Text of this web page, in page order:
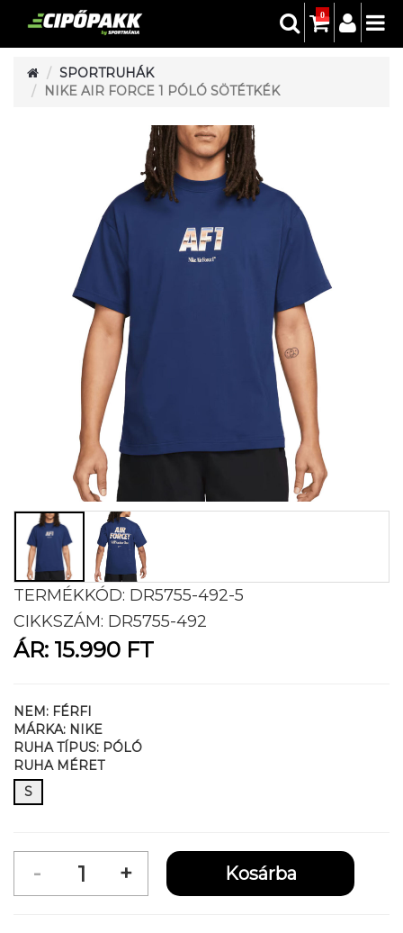
0
SPORTRUHÁK
NIKE AIR FORCE 1 PÓLÓ SÖTÉTKÉK
TERMÉKKÓD: DR5755-492-5
CIKKSZÁM: DR5755-492
ÁR: 15.990 FT
NEM: FÉRFI
MÁRKA: NIKE
RUHA TÍPUS: PÓLÓ
RUHA MÉRET
S